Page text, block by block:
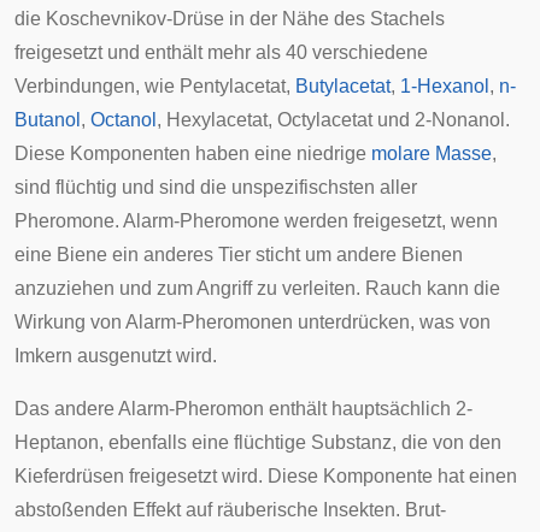
die Koschevnikov-Drüse in der Nähe des Stachels
freigesetzt und enthält mehr als 40 verschiedene
Verbindungen, wie Pentylacetat, Butylacetat, 1-Hexanol , n-
Butanol , Octanol , Hexylacetat, Octylacetat und 2-Nonanol.
Diese Komponenten haben eine niedrige molare Masse,
sind flüchtig und sind die unspezifischsten aller
Pheromone. Alarm-Pheromone werden freigesetzt, wenn
eine Biene ein anderes Tier sticht um andere Bienen
anzuziehen und zum Angriff zu verleiten. Rauch kann die
Wirkung von Alarm-Pheromonen unterdrücken, was von
Imkern ausgenutzt wird.
Das andere Alarm-Pheromon enthält hauptsächlich 2-
Heptanon, ebenfalls eine flüchtige Substanz, die von den
Kieferdrüsen freigesetzt wird. Diese Komponente hat einen
abstoßenden Effekt auf räuberische Insekten. Brut-